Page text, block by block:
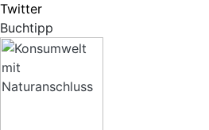
Twitter
Buchtipp